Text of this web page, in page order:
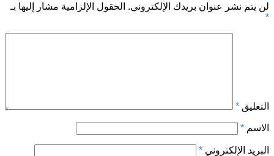
لن يتم نشر عنوان بريدك الإلكتروني. الحقول الإلزامية مشار إليها بـ
*
التعليق *
الاسم *
البريد الإلكتروني *